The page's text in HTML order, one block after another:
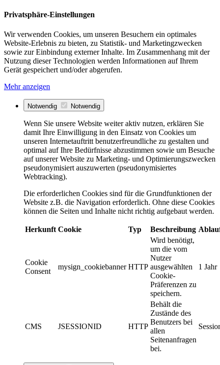
Privatsphäre-Einstellungen
Wir verwenden Cookies, um unseren Besuchern ein optimales
Website-Erlebnis zu bieten, zu Statistik- und Marketingzwecken
sowie zur Einbindung externer Inhalte. Im Zusammenhang mit der
Nutzung dieser Technologien werden Informationen auf Ihrem
Gerät gespeichert und/oder abgerufen.
Mehr anzeigen
Notwendig Notwendig
Wenn Sie unsere Website weiter aktiv nutzen, erklären Sie
damit Ihre Einwilligung in den Einsatz von Cookies um
unseren Internetauftritt benutzerfreundliche zu gestalten und
optimal auf Ihre Bedürfnisse abzustimmen sowie um Besuche
auf unserer Website zu Marketing- und Optimierungszwecken
pseudonymisiert auszuwerten (pseudonymisiertes
Webtracking).
Die erforderlichen Cookies sind für die Grundfunktionen der
Website z.B. die Navigation erforderlich. Ohne diese Cookies
können die Seiten und Inhalte nicht richtig aufgebaut werden.
Herkunft Cookie Typ Beschreibung
Cookie
Consent
mysign_cookiebanner HTTP
Wird benötigt,
um die vom
Nutzer
ausgewählten
Cookie-
Präferenzen zu
speichern.
1 Jahr
CMS JSESSIONID HTTP
Behält die
Zustände des
Benutzers bei
allen
Seitenanfragen
bei.